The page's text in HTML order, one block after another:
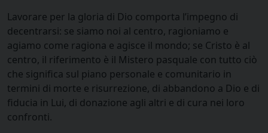
Lavorare per la gloria di Dio comporta l’impegno di
decentrarsi: se siamo noi al centro, ragioniamo e
agiamo come ragiona e agisce il mondo; se Cristo è al
centro, il riferimento è il Mistero pasquale con tutto ciò
che significa sul piano personale e comunitario in
termini di morte e risurrezione, di abbandono a Dio e di
fiducia in Lui, di donazione agli altri e di cura nei loro
confronti.